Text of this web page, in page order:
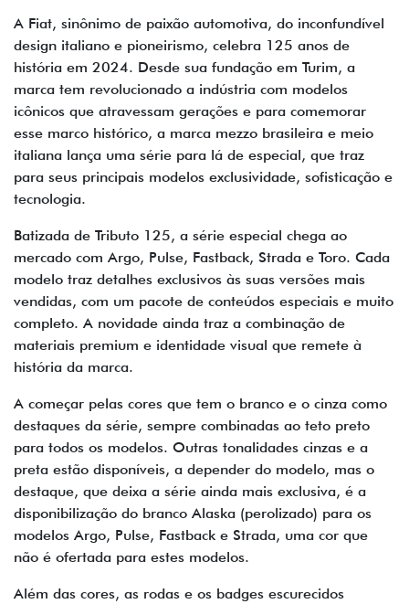
A Fiat, sinônimo de paixão automotiva, do inconfundível
design italiano e pioneirismo, celebra 125 anos de
história em 2024. Desde sua fundação em Turim, a
marca tem revolucionado a indústria com modelos
icônicos que atravessam gerações e para comemorar
esse marco histórico, a marca mezzo brasileira e meio
italiana lança uma série para lá de especial, que traz
para seus principais modelos exclusividade, sofisticação e
tecnologia.
Batizada de Tributo 125, a série especial chega ao
mercado com Argo, Pulse, Fastback, Strada e Toro. Cada
modelo traz detalhes exclusivos às suas versões mais
vendidas, com um pacote de conteúdos especiais e muito
completo. A novidade ainda traz a combinação de
materiais premium e identidade visual que remete à
história da marca.
A começar pelas cores que tem o branco e o cinza como
destaques da série, sempre combinadas ao teto preto
para todos os modelos. Outras tonalidades cinzas e a
preta estão disponíveis, a depender do modelo, mas o
destaque, que deixa a série ainda mais exclusiva, é a
disponibilização do branco Alaska (perolizado) para os
modelos Argo, Pulse, Fastback e Strada, uma cor que
não é ofertada para estes modelos.
Além das cores, as rodas e os badges escurecidos